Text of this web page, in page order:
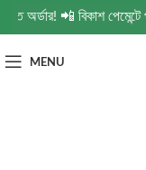
অর্ডার! 📲 বিকাশ
MENU